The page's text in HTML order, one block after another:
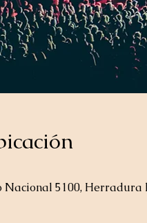
Nacional 5100, Herradura